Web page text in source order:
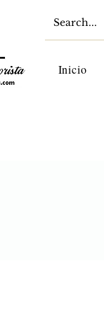
Inicio